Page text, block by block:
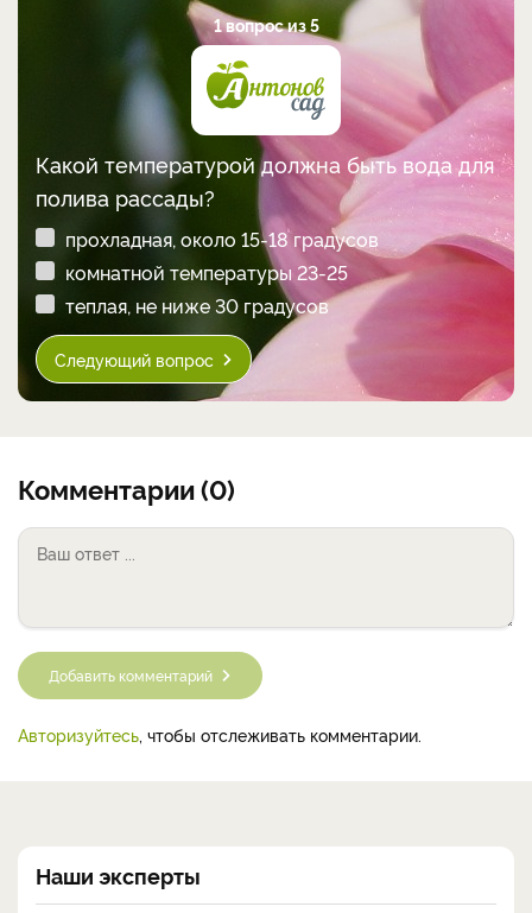
1 вопрос из 5
Какой температурой должна быть вода для
полива рассады?
прохладная, около 15-18 градусов
комнатной температуры 23-25
теплая, не ниже 30 градусов
Следующий вопрос
Комментарии (0)
Добавить комментарий
Авторизуйтесь, чтобы отслеживать комментарии.
Наши эксперты